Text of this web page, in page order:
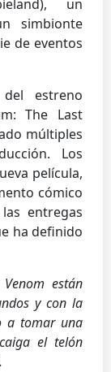
un
simbionte
de eventos
estreno
The Last
múltiples
Los
película,
cómico
entregas
ha definido
Venom están
y con la
a tomar una
el telón